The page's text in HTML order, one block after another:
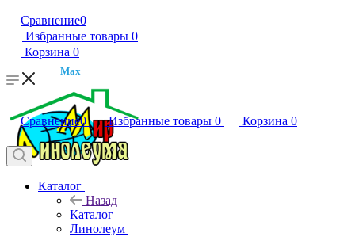
Сравнение0
Избранные товары 0
Корзина 0
Max
Сравнение0 Избранные товары 0 Корзина 0
Каталог
Назад
Каталог
Линолеум